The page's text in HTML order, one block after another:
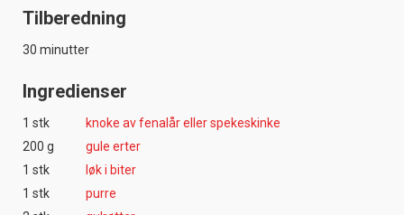
Tilberedning
30 minutter
Ingredienser
1 stk
knoke av fenalår eller spekeskinke
200 g
gule erter
1 stk
løk i biter
1 stk
purre